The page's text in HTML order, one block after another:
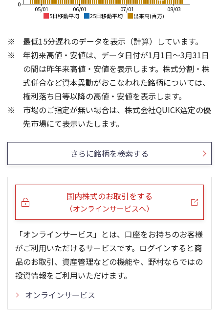
5日移動平均 25日移動平均 出来高(百万)
08/03
07/01
06/01
05/01
0
13週移動平均 26週移動平均 出来高(百万)
0
2,000
4,000
5,000
6,000
0
150
5ヶ月移動平均 25ヶ月移動平均 出来高(百万)
0
2,000
4,000
5,000
6,000
0
150
最低15分遅れのデータを表示（計算）しています。
年初来高値・安値は、データ日付が1月1日～3月31日
の間は昨年来高値・安値を表示します。株式分割・株
式併合など資本異動がおこなわれた銘柄については、
権利落ち日等以降の高値・安値を表示します。
市場のご指定が無い場合は、株式会社QUICK選定の優
先市場にて表示いたします。
さらに銘柄を検索する
国内株式のお取引をする
（オンラインサービスへ）
「オンラインサービス」とは、口座をお持ちのお客様
がご利用いただけるサービスです。ログインすると商
品のお取引、資産管理などの機能や、野村ならではの
投資情報をご利用いただけます。
オンラインサービス